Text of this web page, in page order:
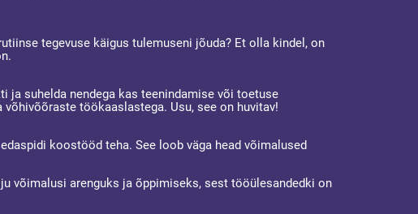
tegevuse käigus tulemuseni jõuda? Et olla kindel, on
ja suhelda nendega kas teenindamise või toetuse
töökaaslastega. Usu, see on huvitav!
koostööd teha. See loob väga head võimalused
võimalusi arenguks ja õppimiseks, sest tööülesandedki on